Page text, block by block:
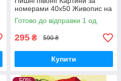
номерами 40х50 Живопис на
полотні Rainbow Art GX22265
Готово до відправки 1 од.
295 ₴ 590 ₴
Купити